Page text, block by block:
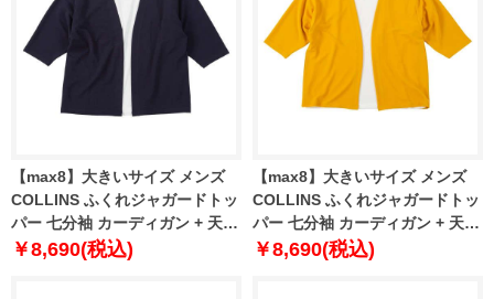
【max8】大きいサイズ メンズ
COLLINS ふくれジャガードトッ
パー 七分袖 カーディガン + 天竺
半袖 Tシャツ ネイビー×ホワイト
￥8,690(税込)
【max8】大きいサイズ メンズ
COLLINS ふくれジャガードトッ
パー 七分袖 カーディガン + 天竺
半袖 Tシャツ マスタード×ホワイ
￥8,690(税込)